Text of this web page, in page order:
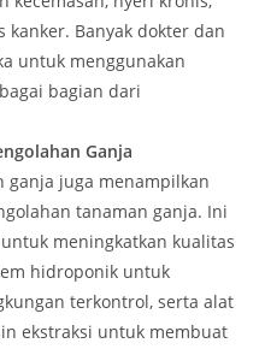
Banyak dokter dan
untuk menggunakan
bagian dari
Ganja
ganja juga menampilkan
tanaman ganja. Ini
meningkatkan kualitas
hidroponik untuk
terkontrol, serta alat
ekstraksi untuk membuat